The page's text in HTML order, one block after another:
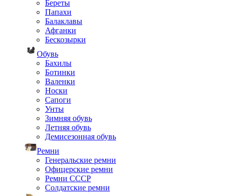
Береты
Папахи
Балаклавы
Афганки
Бескозырки
Обувь
Бахилы
Ботинки
Валенки
Носки
Сапоги
Унты
Зимняя обувь
Летняя обувь
Демисезонная обувь
Ремни
Генеральские ремни
Офицерские ремни
Ремни СССР
Солдатские ремни